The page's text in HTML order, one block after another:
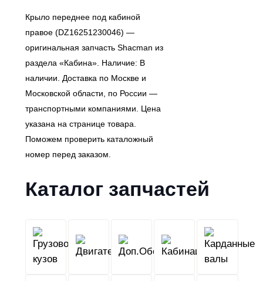
Крыло переднее под кабиной
правое (DZ16251230046) —
оригинальная запчасть Shacman из
раздела «Кабина». Наличие: В
наличии. Доставка по Москве и
Московской области, по России —
транспортными компаниями. Цена
указана на странице товара.
Поможем проверить каталожный
номер перед заказом.
Каталог запчастей
Грузовой
кузов
Двигатель Кабина